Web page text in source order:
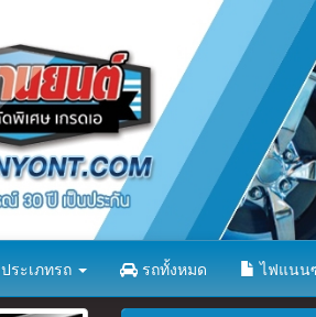
ประเภทรถ รถทั้งหมด ไฟแนน